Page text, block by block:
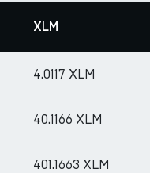
XLM
4.0117 XLM
40.1166 XLM
401.1663 XLM